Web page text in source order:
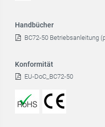
Handbücher
BC72-50 Betriebsanleitung
Konformität
EU-DoC_BC72-50